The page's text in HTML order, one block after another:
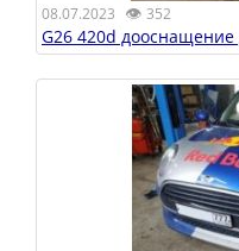
08.07.2023 👁 352
G26 420d